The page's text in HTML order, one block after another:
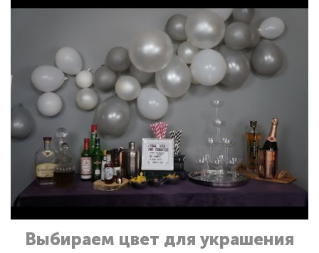
Выбираем цвет для украшения